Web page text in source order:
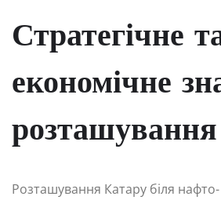
Стратегічне
економічне
розташування
Розташування Катару біля нафто-